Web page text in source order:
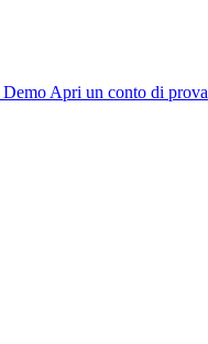
Demo Apri un conto di prova